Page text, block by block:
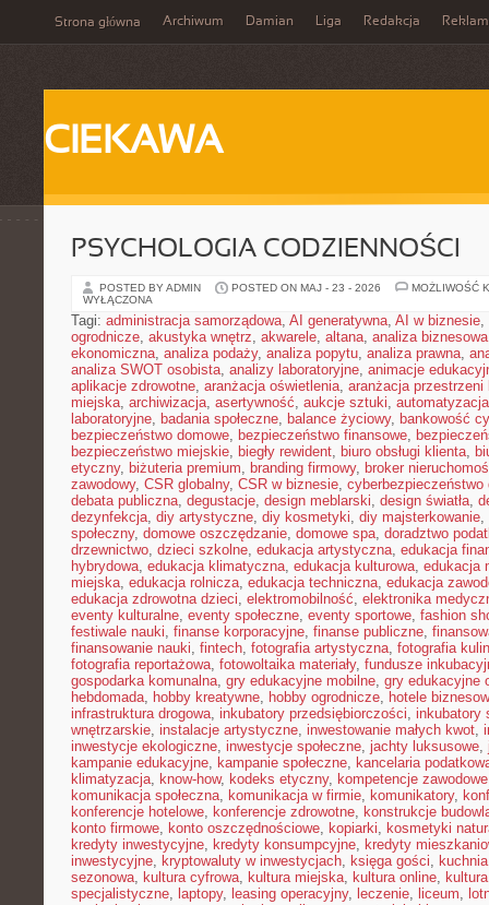
Strona główna Archiwum Damian Liga Redakcja
CIEKAWA
PSYCHOLOGIA CODZIENNOŚCI
POSTED BY ADMIN POSTED ON MAJ - 23 - 2026
MOŻLIWOŚĆ
WYŁĄCZONA
Tagi: administracja samorządowa, AI generatywna, AI w biznesie,
ogrodnicze, akustyka wnętrz, akwarele, altana, analiza biznesowa
ekonomiczna, analiza podaży, analiza popytu, analiza prawna,
analiza SWOT osobista, analizy laboratoryjne, animacje
aplikacje zdrowotne, aranżacja oświetlenia, aranżacja przestrzeni
miejska, archiwizacja, asertywność, aukcje sztuki,
laboratoryjne, badania społeczne, balance życiowy, bankowość
bezpieczeństwo domowe, bezpieczeństwo finansowe,
bezpieczeństwo miejskie, biegły rewident, biuro obsługi klienta,
etyczny, biżuteria premium, branding firmowy, broker
zawodowy, CSR globalny, CSR w biznesie, cyberbezpieczeństwo
debata publiczna, degustacje, design meblarski, design światła,
dezynfekcja, diy artystyczne, diy kosmetyki, diy majsterkowanie,
społeczny, domowe oszczędzanie, domowe spa, doradztwo
drzewnictwo, dzieci szkolne, edukacja artystyczna, edukacja
hybrydowa, edukacja klimatyczna, edukacja kulturowa, edukacja
miejska, edukacja rolnicza, edukacja techniczna, edukacja
edukacja zdrowotna dzieci, elektromobilność, elektronika
eventy kulturalne, eventy społeczne, eventy sportowe, fashion
festiwale nauki, finanse korporacyjne, finanse publiczne,
finansowanie nauki, fintech, fotografia artystyczna, fotografia
fotografia reportażowa, fotowoltaika materiały, fundusze
gospodarka komunalna, gry edukacyjne mobilne, gry edukacyjne
hebdomada, hobby kreatywne, hobby ogrodnicze, hotele
infrastruktura drogowa, inkubatory przedsiębiorczości, inkubatory
wnętrzarskie, instalacje artystyczne, inwestowanie małych kwot,
inwestycje ekologiczne, inwestycje społeczne, jachty luksusowe,
kampanie edukacyjne, kampanie społeczne, kancelaria
klimatyzacja, know-how, kodeks etyczny, kompetencje zawodowe
komunikacja społeczna, komunikacja w firmie, komunikatory,
konferencje hotelowe, konferencje zdrowotne, konstrukcje
konto firmowe, konto oszczędnościowe, kopiarki, kosmetyki
kredyty inwestycyjne, kredyty konsumpcyjne, kredyty
inwestycyjne, kryptowaluty w inwestycjach, księga gości,
sezonowa, kultura cyfrowa, kultura miejska, kultura online,
specjalistyczne, laptopy, leasing operacyjny, leczenie, liceum,